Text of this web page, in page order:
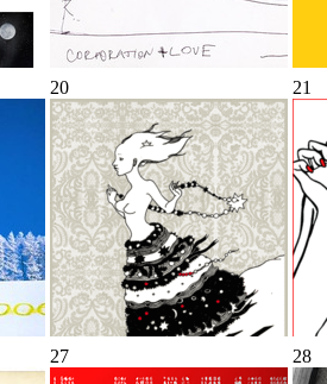
20 21
27 28